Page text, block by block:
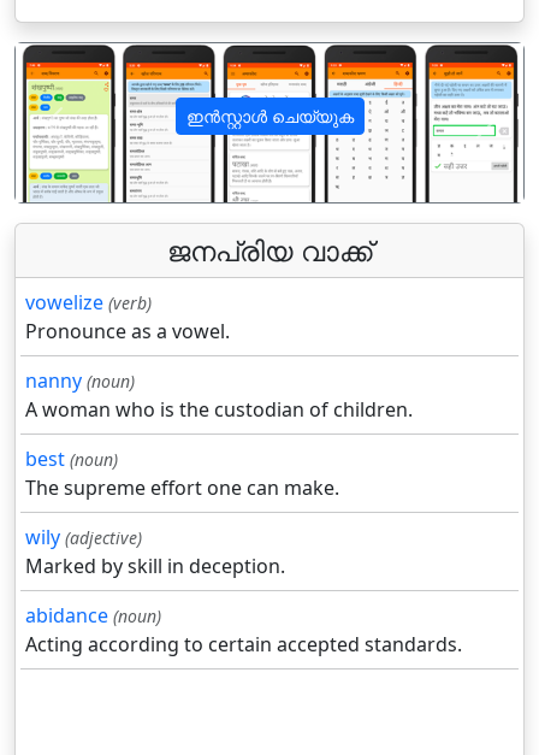
ഇൻസ്റ്റാൾ ചെയ്യുക
पिछला अगला
ജനപ്രിയ വാക്ക്
vowelize (verb)
Pronounce as a vowel.
nanny (noun)
A woman who is the custodian of children.
best (noun)
The supreme effort one can make.
wily (adjective)
Marked by skill in deception.
abidance (noun)
Acting according to certain accepted standards.